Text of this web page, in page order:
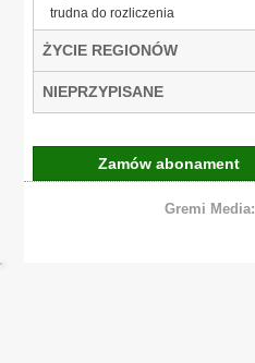
trudna do rozliczenia
ŻYCIE REGIONÓW
NIEPRZYPISANE
Zamów abonament
Gremi Media: